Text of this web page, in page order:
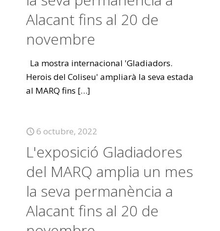
Alacant fins al 20 de
novembre
La mostra internacional 'Gladiadors.
Herois del Coliseu' ampliarà la seva estada
al MARQ fins […]
6 octubre, 2022
L'exposició Gladiadores
del MARQ amplia un mes
la seva permanència a
Alacant fins al 20 de